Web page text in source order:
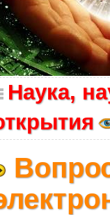
Наука,